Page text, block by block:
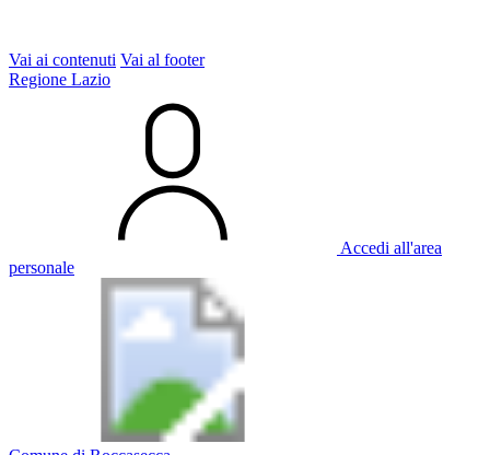
Vai ai contenuti Vai al footer
Regione Lazio
Accedi all'area
personale